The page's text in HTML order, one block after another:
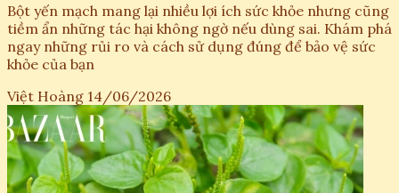
Bột yến mạch mang lại nhiều lợi ích sức khỏe nhưng cũng
tiềm ẩn những tác hại không ngờ nếu dùng sai. Khám phá
ngay những rủi ro và cách sử dụng đúng để bảo vệ sức
khỏe của bạn
Việt Hoàng 14/06/2026